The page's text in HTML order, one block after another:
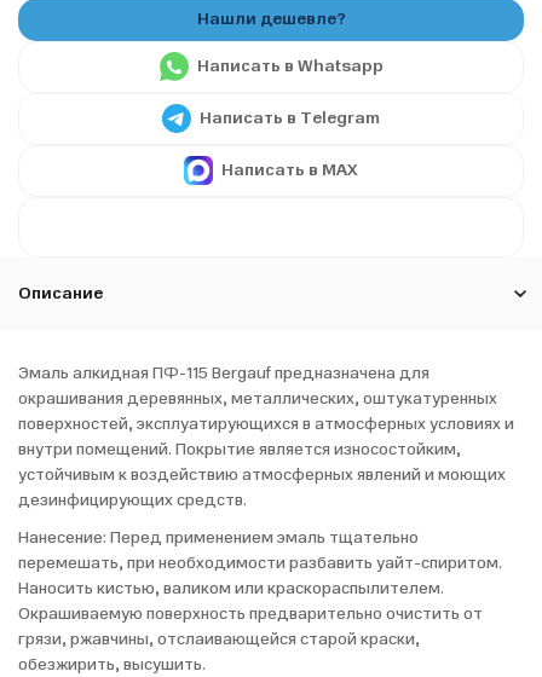
Написать в Whatsapp
Написать в Telegram
Написать в MAX
Описание
Эмаль алкидная ПФ-115 Bergauf предназначена для
окрашивания деревянных, металлических, оштукатуренных
поверхностей, эксплуатирующихся в атмосферных условиях и
внутри помещений. Покрытие является износостойким,
устойчивым к воздействию атмосферных явлений и моющих
дезинфицирующих средств.
Нанесение: Перед применением эмаль тщательно
перемешать, при необходимости разбавить уайт-спиритом.
Наносить кистью, валиком или краскораспылителем.
Окрашиваемую поверхность предварительно очистить от
грязи, ржавчины, отслаивающейся старой краски,
обезжирить, высушить.